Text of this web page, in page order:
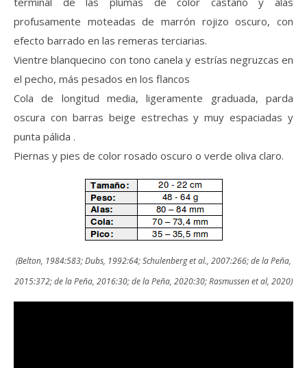
profusamente moteadas de marrón rojizo oscuro, con
efecto barrado en las remeras terciarias.
Vientre blanquecino con tono canela y estrías negruzcas en
el pecho, más pesados en los flancos
Cola de longitud media, ligeramente graduada, parda
oscura con barras beige estrechas y muy espaciadas y
punta pálida .
Piernas y pies de color rosado oscuro o verde oliva claro.
(Belton, 1984:583; Dubs, 1992:64; Schulenberg et al., 2007:266; de la Peña,
2015:372; de la Peña, 2016:30; de la Peña, 2020:30; Rasmussen et al, 2020)